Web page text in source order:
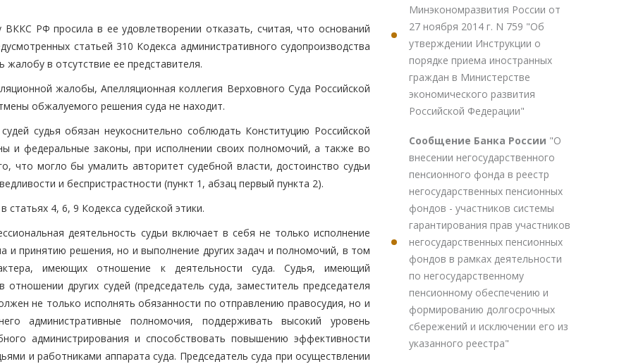
РФ просила в ее удовлетворении отказать, считая, что оснований
статьей 310 Кодекса административного судопроизводства
в отсутствие ее представителя.
жалобы, Апелляционная коллегия Верховного Суда Российской
обжалуемого решения суда не находит.
судья обязан неукоснительно соблюдать Конституцию Российской
и федеральные законы, при исполнении своих полномочий, а также во
что могло бы умалить авторитет судебной власти, достоинство судьи
и беспристрастности (пункт 1, абзац первый пункта 2).
4, 6, 9 Кодекса судейской этики.
деятельность судьи включает в себя не только исполнение
и принятию решения, но и выполнение других задач и полномочий, в том
имеющих отношение к деятельности суда. Судья, имеющий
других судей (председатель суда, заместитель председателя
не только исполнять обязанности по отправлению правосудия, но и
административные полномочия, поддерживать высокий уровень
администрирования и способствовать повышению эффективности
и работниками аппарата суда. Председатель суда при осуществлении
Минэкономразвития России от
27 ноября 2014 г. N 759 "Об
утверждении Инструкции о
порядке приема иностранных
граждан в Министерстве
экономического развития
Российской Федерации"
Сообщение Банка России "О
внесении негосударственного
пенсионного фонда в реестр
негосударственных пенсионных
фондов - участников системы
гарантирования прав участников
негосударственных пенсионных
фондов в рамках деятельности
по негосударственному
пенсионному обеспечению и
формированию долгосрочных
сбережений и исключении его из
указанного реестра"